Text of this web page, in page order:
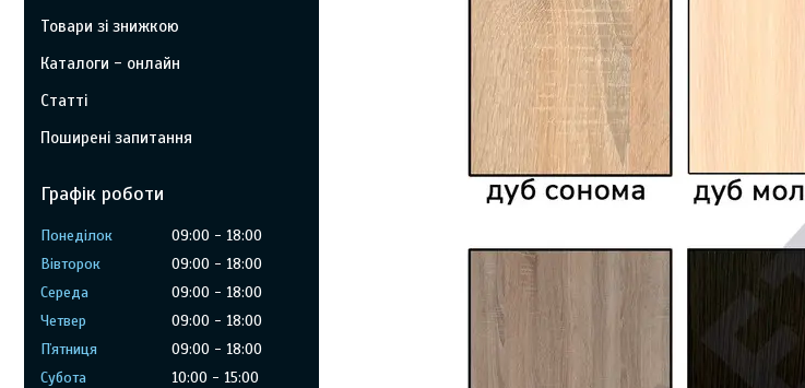
Товари зі знижкою
Каталоги - онлайн
Статті
Поширені запитання
Графік роботи
Понеділок 09:00
18:00
Вівторок
09:00
18:00
Середа
09:00
18:00
Четвер
09:00
18:00
Пʼятниця
09:00
18:00
Субота
10:00
15:00